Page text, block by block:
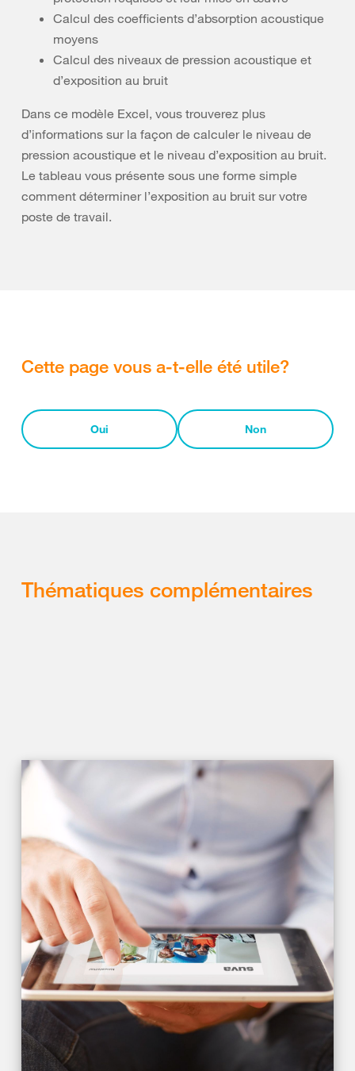
Calcul des coefficients d’absorption acoustique
moyens
Calcul des niveaux de pression acoustique et
d’exposition au bruit
Dans ce modèle Excel, vous trouverez plus
d’informations sur la façon de calculer le niveau de
pression acoustique et le niveau d’exposition au bruit.
Le tableau vous présente sous une forme simple
comment déterminer l’exposition au bruit sur votre
poste de travail.
Cette page vous a-t-elle été utile?
Oui Non
Thématiques complémentaires